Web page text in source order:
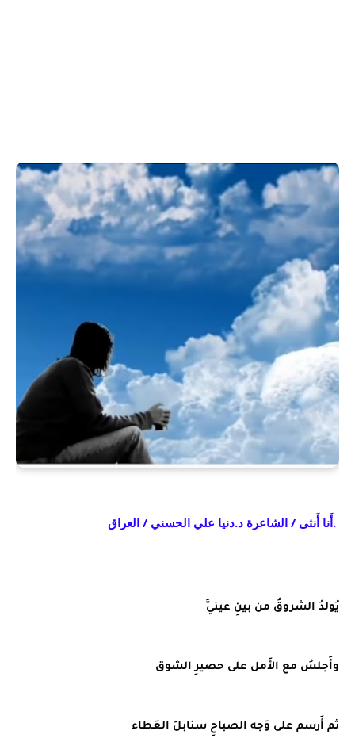
.أَنا أَنثى / الشاعرة د.دنيا علي الحسني / العراق
يُولدُ الشروقُ من بينِ عينيَّ
وأَجلسُ مع الأَمل على حصيرِ الشوق
ثم أَرسم على وَجه الصباحِ سنابلَ العَطاء